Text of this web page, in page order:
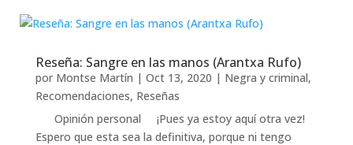
Reseña: Sangre en las manos (Arantxa Rufo)
por Montse Martín | Oct 13, 2020 | Negra y criminal,
Recomendaciones, Reseñas
Opinión personal ¡Pues ya estoy aquí otra vez!
Espero que esta sea la definitiva, porque ni tengo